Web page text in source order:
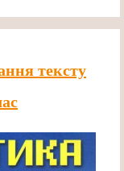
тексту